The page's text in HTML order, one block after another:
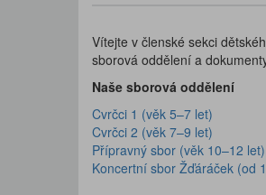
Vítejte v členské sekci
sborová oddělení a
Naše sborová oddělení
Cvrčci 1 (věk 5–7 let)
Cvrčci 2 (věk 7–9 let)
Přípravný sbor (věk 10–12 let)
Koncertní sbor Žďáráček (od